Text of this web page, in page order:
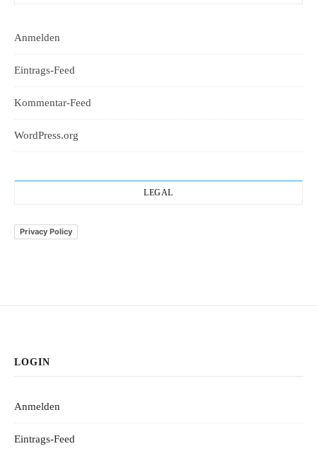
Anmelden
Eintrags-Feed
Kommentar-Feed
WordPress.org
LEGAL
Privacy Policy
LOGIN
Anmelden
Eintrags-Feed